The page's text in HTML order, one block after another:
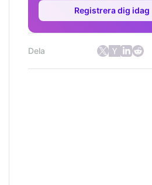
Registrera dig idag
Dela